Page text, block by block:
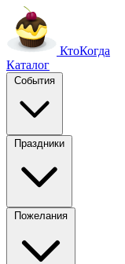
КтоКогда
Каталог
События
Праздники
Пожелания